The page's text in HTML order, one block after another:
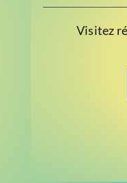
Visitez